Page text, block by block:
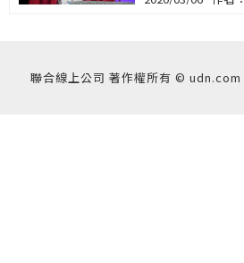
聯合線上公司 著作權所有 ©